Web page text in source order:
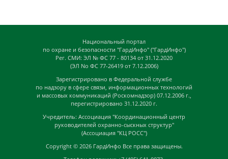
Национальный портал
по охране и безопасности "ГардИнфо" ("ГардИнфо")
Рег. СМИ: ЭЛ № ФС 77 - 80134 от 31.12.2020
(ЭЛ No ФС 77-26419 от 7.12.2006)
Зарегистрировано в Федеральной службе
по надзору в сфере связи, информационных технологий
и массовых коммуникаций (Роскомнадзор) 07.12.2006 г.,
перегистрировано 31.12.2020 г.
Учредитель: Ассоциация "Координационный центр
руководителей охранно-сыскных структур"
(Ассоциация "КЦ РОСС")
Copyright © 2026 ГардИнфо Все права защищены.